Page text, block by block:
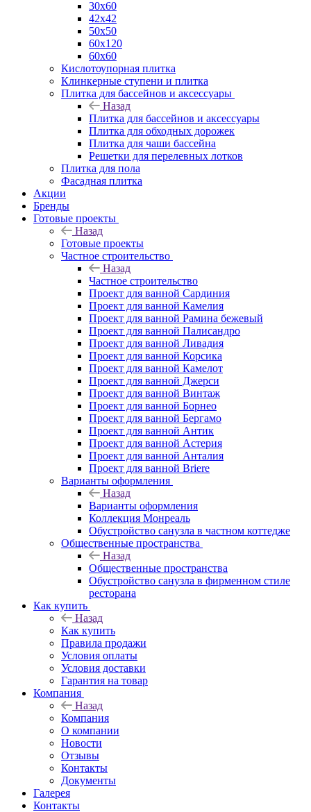
30х60
42х42
50х50
60х120
60х60
Кислотоупорная плитка
Клинкерные ступени и плитка
Плитка для бассейнов и аксессуары
Назад
Плитка для бассейнов и аксессуары
Плитка для обходных дорожек
Плитка для чаши бассейна
Решетки для перелевных лотков
Плитка для пола
Фасадная плитка
Акции
Бренды
Готовые проекты
Назад
Готовые проекты
Частное строительство
Назад
Частное строительство
Проект для ванной Сардиния
Проект для ванной Камелия
Проект для ванной Рамина бежевый
Проект для ванной Палисандро
Проект для ванной Ливадия
Проект для ванной Корсика
Проект для ванной Камелот
Проект для ванной Джерси
Проект для ванной Винтаж
Проект для ванной Борнео
Проект для ванной Бергамо
Проект для ванной Антик
Проект для ванной Астерия
Проект для ванной Анталия
Проект для ванной Briere
Варианты оформления
Назад
Варианты оформления
Коллекция Монреаль
Обустройство санузла в частном коттедже
Общественные пространства
Назад
Общественные пространства
Обустройство санузла в фирменном стиле
ресторана
Как купить
Назад
Как купить
Правила продажи
Условия оплаты
Условия доставки
Гарантия на товар
Компания
Назад
Компания
О компании
Новости
Отзывы
Контакты
Документы
Галерея
Контакты